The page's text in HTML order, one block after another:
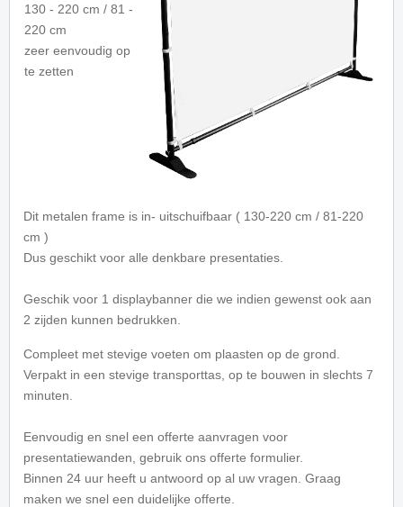
130 - 220 cm / 81 -
220 cm
zeer eenvoudig op
te zetten
Dit metalen frame is in- uitschuifbaar ( 130-220 cm / 81-220
cm )
Dus geschikt voor alle denkbare presentaties.
Geschik voor 1 displaybanner die we indien gewenst ook aan
2 zijden kunnen bedrukken.
Compleet met stevige voeten om plaasten op de grond.
Verpakt in een stevige transporttas, op te bouwen in slechts 7
minuten.
Eenvoudig en snel een offerte aanvragen voor
presentatiewanden, gebruik ons offerte formulier.
Binnen 24 uur heeft u antwoord op al uw vragen. Graag
maken we snel een duidelijke offerte.